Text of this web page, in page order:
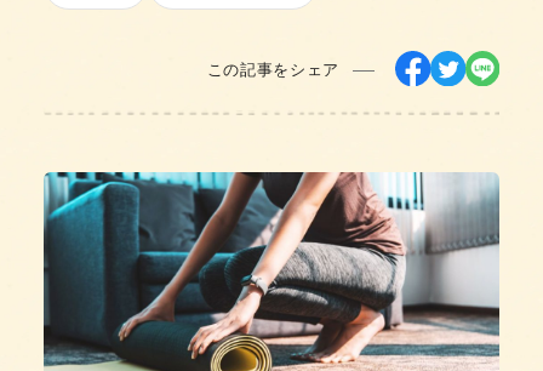
この記事をシェア